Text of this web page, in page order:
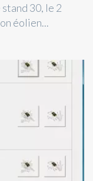
30, le 2
éolien...